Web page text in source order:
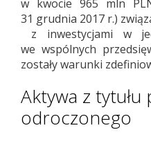
w kwocie 965 mln
31 grudnia 2017 r.)
z inwestycjami w
we wspólnych
zostały warunki
Aktywa z tytułu
odroczonego